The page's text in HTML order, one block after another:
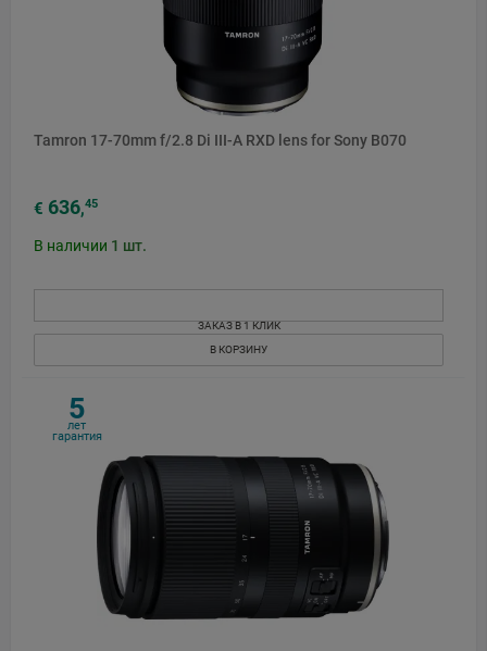
Tamron 17-70mm f/2.8 Di III-A RXD lens for Sony B070
€ 636,45
В наличии 1 шт.
ЗАКАЗ В 1 КЛИК
В КОРЗИНУ
5
лет
гарантия